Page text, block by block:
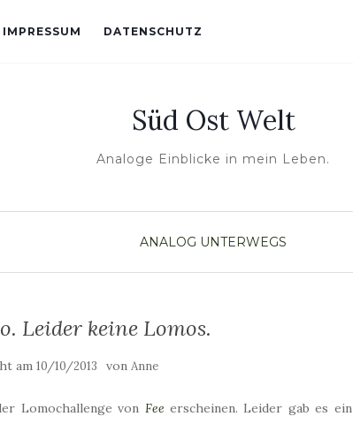
IMPRESSUM DATENSCHUTZ
Süd Ost Welt
Analoge Einblicke in mein Leben.
ANALOG UNTERWEGS
Leider keine Lomos.
am 10/10/2013 von Anne
Lomochallenge von Fee erscheinen. Leider gab es ein